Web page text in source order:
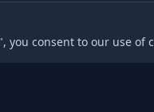
consent to our use of